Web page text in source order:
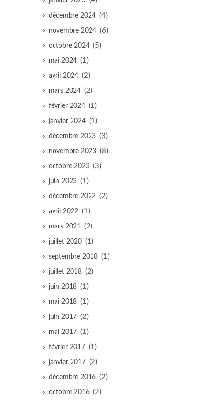
décembre 2024 (4)
novembre 2024 (6)
octobre 2024 (5)
mai 2024 (1)
avril 2024 (2)
mars 2024 (2)
février 2024 (1)
janvier 2024 (1)
décembre 2023 (3)
novembre 2023 (8)
octobre 2023 (3)
juin 2023 (1)
décembre 2022 (2)
avril 2022 (1)
mars 2021 (2)
juillet 2020 (1)
septembre 2018 (1)
juillet 2018 (2)
juin 2018 (1)
mai 2018 (1)
juin 2017 (2)
mai 2017 (1)
février 2017 (1)
janvier 2017 (2)
décembre 2016 (2)
octobre 2016 (2)